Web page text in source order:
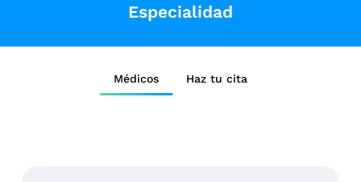
Especialidad
Médicos Haz tu cita